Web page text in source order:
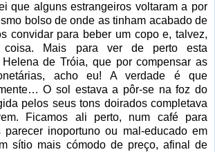
que alguns estrangeiros voltaram a por
bolso de onde as tinham acabado de
convidar para beber um copo e, talvez,
coisa. Mais para ver de perto esta
de Tróia, que por compensar as
acho eu! A verdade é que
O sol estava a pôr-se na foz do
pelos seus tons doirados completava
Ficamos ali perto, num café para
parecer inoportuno ou mal-educado em
sítio mais cómodo de preço, afinal de